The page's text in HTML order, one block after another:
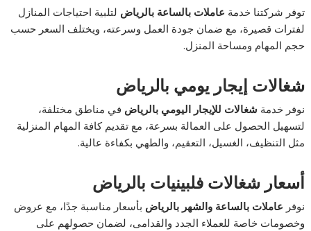
توفر شركتنا خدمة عاملات بالساعة بالرياض لتلبية احتياجات المنازل
لفترات قصيرة، مع ضمان جودة العمل وسرعته، ويختلف السعر حسب
حجم المهام ومساحة المنزل.
شغالات إيجار يومي بالرياض
نوفر خدمة شغالات للإيجار اليومي بالرياض في مناطق مختلفة،
لتسهيل الحصول على العمالة بسرعة، مع تقديم كافة المهام المنزلية
مثل التنظيف، الغسيل، التعقيم، والطهي بكفاءة عالية.
أسعار شغالات فلبينيات بالرياض
نوفر عاملات بالساعة والشهر بالرياض بأسعار مناسبة جدًا، مع عروض
وخصومات خاصة للعملاء الجدد والقدامى، لضمان حصولهم على